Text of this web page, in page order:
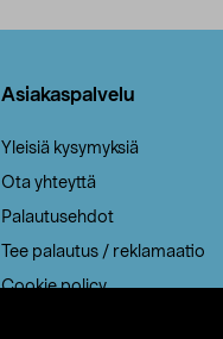
Asiakaspalvelu
Yleisiä kysymyksiä
Ota yhteyttä
Palautusehdot
Tee palautus / reklamaatio
Cookie policy